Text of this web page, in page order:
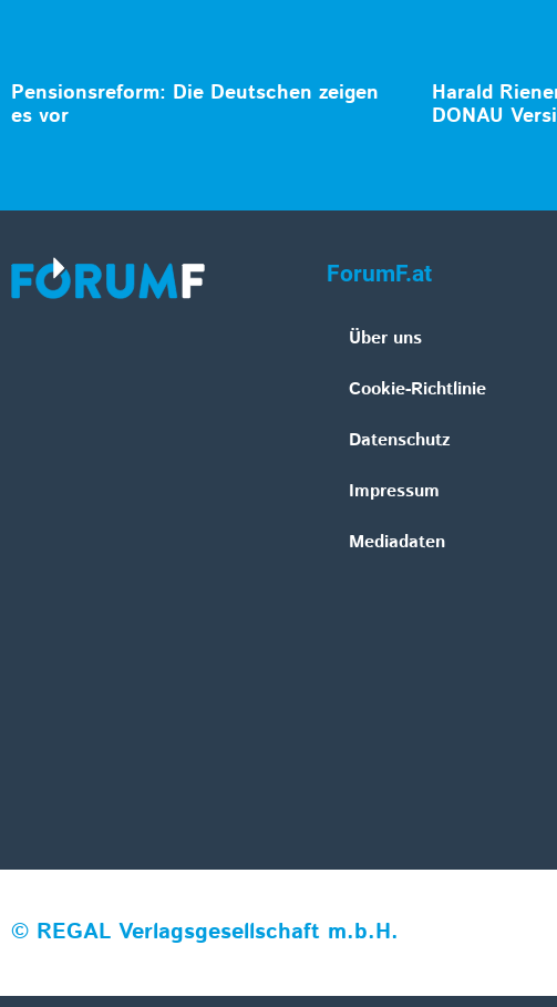
Pensionsreform: Die Deutschen zeigen
es vor
Harald
DONAU
ForumF.at
Über uns
Cookie-Richtlinie
Datenschutz
Impressum
Mediadaten
© REGAL Verlagsgesellschaft m.b.H.